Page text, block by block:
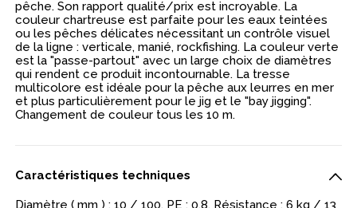
pêche. Son rapport qualité/prix est incroyable. La
couleur chartreuse est parfaite pour les eaux teintées
ou les pêches délicates nécessitant un contrôle visuel
de la ligne : verticale, manié, rockfishing. La couleur verte
est la "passe-partout" avec un large choix de diamètres
qui rendent ce produit incontournable. La tresse
multicolore est idéale pour la pêche aux leurres en mer
et plus particulièrement pour le jig et le "bay jigging".
Changement de couleur tous les 10 m.
Caractéristiques techniques
Diamètre ( mm ) : 10 / 100. PE : 0,8. Résistance : 6 kg / 13